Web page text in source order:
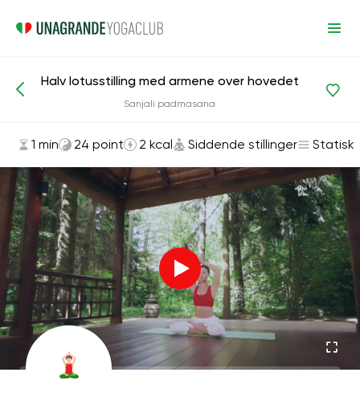
Asanas og øvelser Siddende stillinger
Halv lotusstilling med armene over hovedet
Sanjali padmasana
1 min 24 point 2 kcal Siddende stillinger Statisk